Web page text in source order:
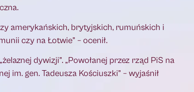
amerykańskich, brytyjskich, rumuńskich i
czy na Łotwie” – ocenił.
dywizji”. „Powołanej przez rząd PiS na
im. gen. Tadeusza Kościuszki” – wyjaśnił